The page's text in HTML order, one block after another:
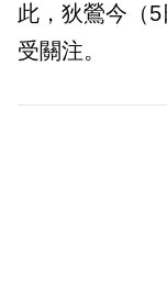
此，狄鶯今（
受關注。